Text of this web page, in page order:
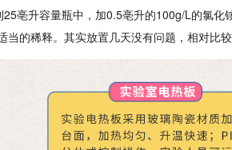
亳升容量瓶中，加0.5亳升的100g/L的氯化
的稀释。其实放置几天没有问题，相对比较